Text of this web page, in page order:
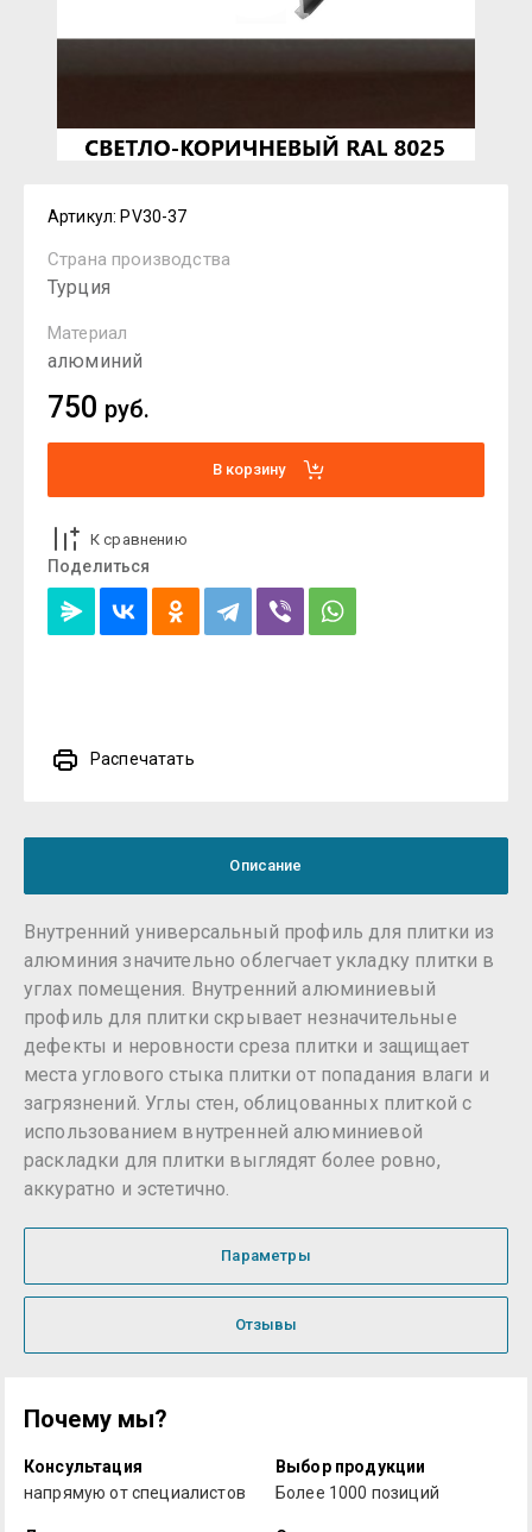
Артикул: PV30-37
Страна производства
Турция
Материал
алюминий
750 руб.
В корзину
К сравнению
Поделиться
Распечатать
Описание
Внутренний универсальный профиль для плитки из
алюминия значительно облегчает укладку плитки в
углах помещения. Внутренний алюминиевый
профиль для плитки скрывает незначительные
дефекты и неровности среза плитки и защищает
места углового стыка плитки от попадания влаги и
загрязнений. Углы стен, облицованных плиткой с
использованием внутренней алюминиевой
раскладки для плитки выглядят более ровно,
аккуратно и эстетично.
Параметры
Отзывы
Почему мы?
Консультация
напрямую от специалистов
Выбор продукции
Более 1000 позиций